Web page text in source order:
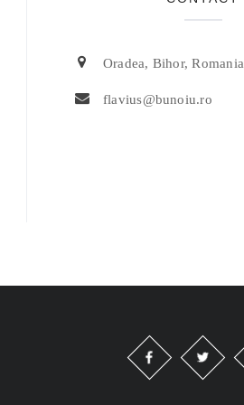
Oradea, Bihor, Romania
flavius@bunoiu.ro